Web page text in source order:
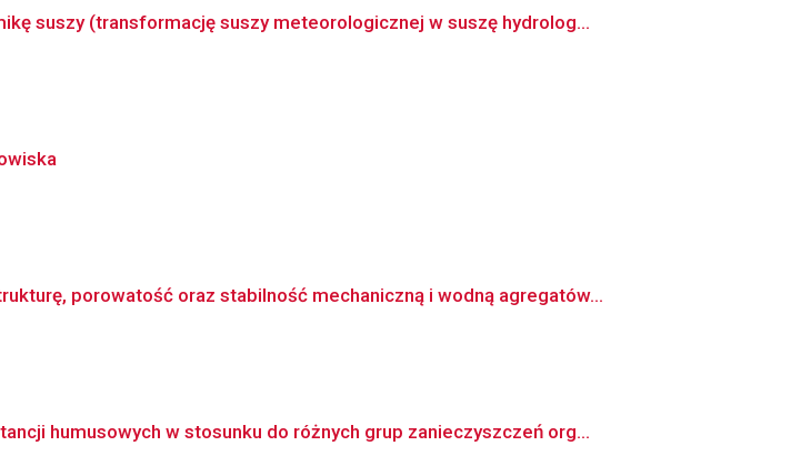
suszy (transformację suszy meteorologicznej w suszę hydrolog...
porowatość oraz stabilność mechaniczną i wodną agregatów...
humusowych w stosunku do różnych grup zanieczyszczeń org...